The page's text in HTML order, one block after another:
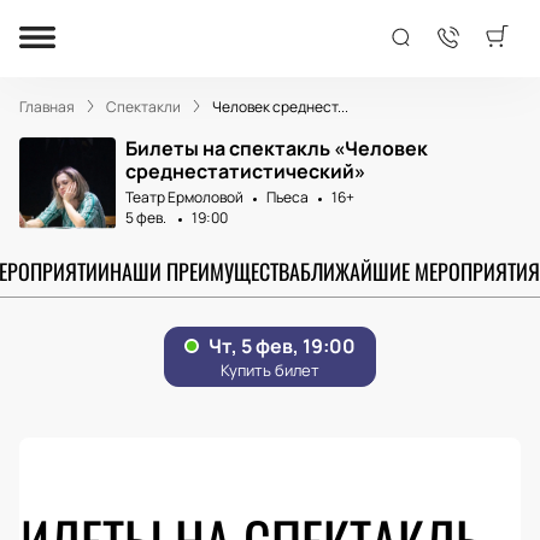
Главная Спектакли Человек среднест...
Билеты на спектакль «Человек
среднестатистический»
Театр Ермоловой Пьеса
16+
5 фев.
19:00
НАШИ ПРЕИМУЩЕСТВАБЛИЖАЙШИЕ МЕРОПРИЯТИЯ